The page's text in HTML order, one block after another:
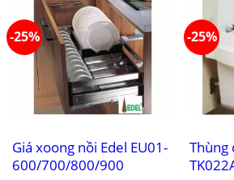
-25%
Giá xoong nồi Edel EU01-
600/700/800/900
-25%
Thùng